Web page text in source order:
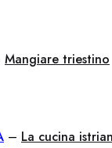
Mangiare triestino
– La cucina